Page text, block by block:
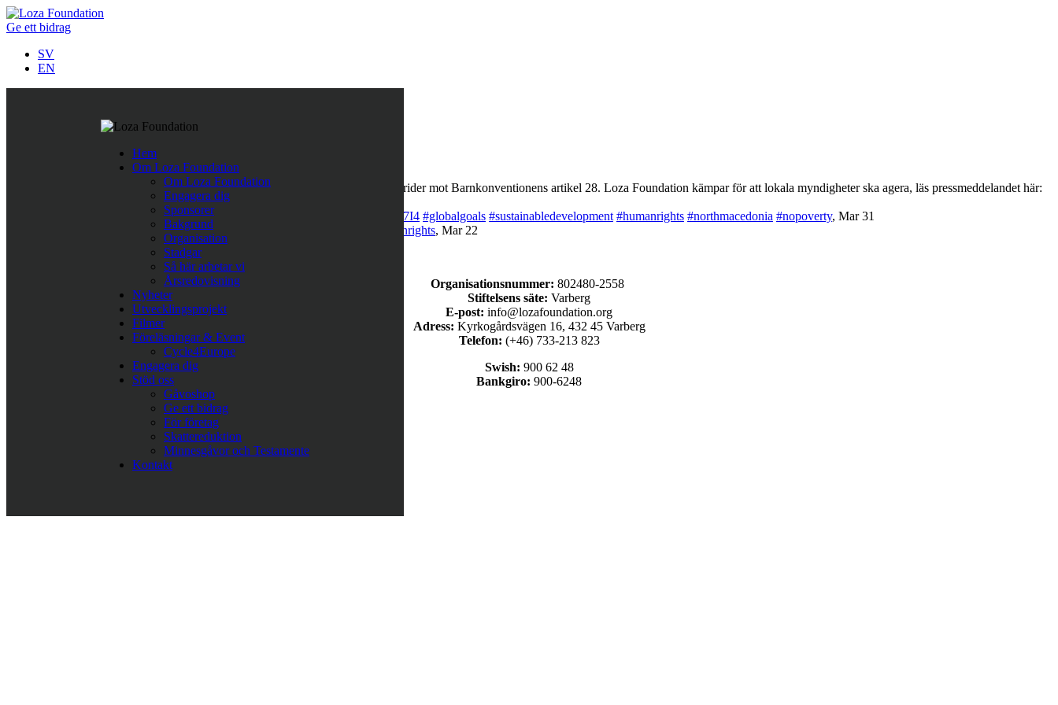
Ge ett bidrag
SV
EN
Hem
Om Loza Foundation
Om Loza Foundation
Engagera dig
Sponsorer
Bakgrund
Organisation
Stadgar
Så här arbetar vi
Årsredovisning
Nyheter
Utvecklingsprojekt
Filmer
Föreläsningar & Event
Cycle4Europe
Engagera dig
Stöd oss
Gåvoshop
Ge ett bidrag
För företag
Skattereduktion
Minnesgåvor och Testamente
Kontakt
Följ oss på Twitter
Rättshaveri att papperslösa barn i Nordmakedonien nekas skolgång, det strider mot Barnkonventionens artikel 28. Loza Foundation kämpar för att lokala myndigheter ska agera, läs pressmeddelandet här:
https://t.co/ykvv8RhnqJ
https://t.co/fBWwTAVOh9
Företagssamarbete för minskad fattigdom i Europa.
https://t.co/LQegOKg7I4 #globalgoals #sustainabledevelopment #humanrights #northmacedonia #nopoverty, Mar 31
När människor får det bättrehttps://t.co/TegpmZdcSC #humanrights, Mar 22
Organisationsnummer: 802480-2558
Stiftelsens säte: Varberg
E-post: info@lozafoundation.org
Adress: Kyrkogårdsvägen 16, 432 45 Varberg
Telefon: (+46) 733-213 823
Swish: 900 62 48
Bankgiro: 900-6248